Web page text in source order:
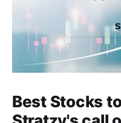
Best Stocks